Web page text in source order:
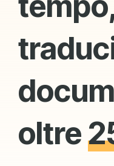
oltre